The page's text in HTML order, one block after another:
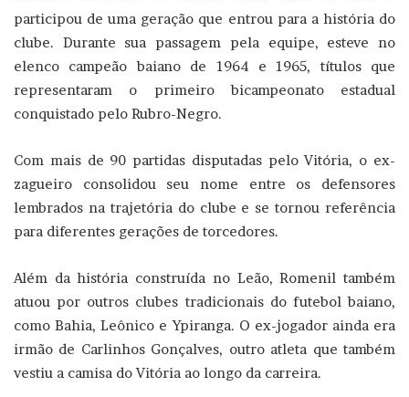
participou de uma geração que entrou para a história do
clube. Durante sua passagem pela equipe, esteve no
elenco campeão baiano de 1964 e 1965, títulos que
representaram o primeiro bicampeonato estadual
conquistado pelo Rubro-Negro.
Com mais de 90 partidas disputadas pelo Vitória, o ex-
zagueiro consolidou seu nome entre os defensores
lembrados na trajetória do clube e se tornou referência
para diferentes gerações de torcedores.
Além da história construída no Leão, Romenil também
atuou por outros clubes tradicionais do futebol baiano,
como Bahia, Leônico e Ypiranga. O ex-jogador ainda era
irmão de Carlinhos Gonçalves, outro atleta que também
vestiu a camisa do Vitória ao longo da carreira.